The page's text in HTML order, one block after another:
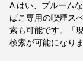
A. はい、プルーム
ばこ専用の喫煙ス
索も可能です。「
検索が可能になりま